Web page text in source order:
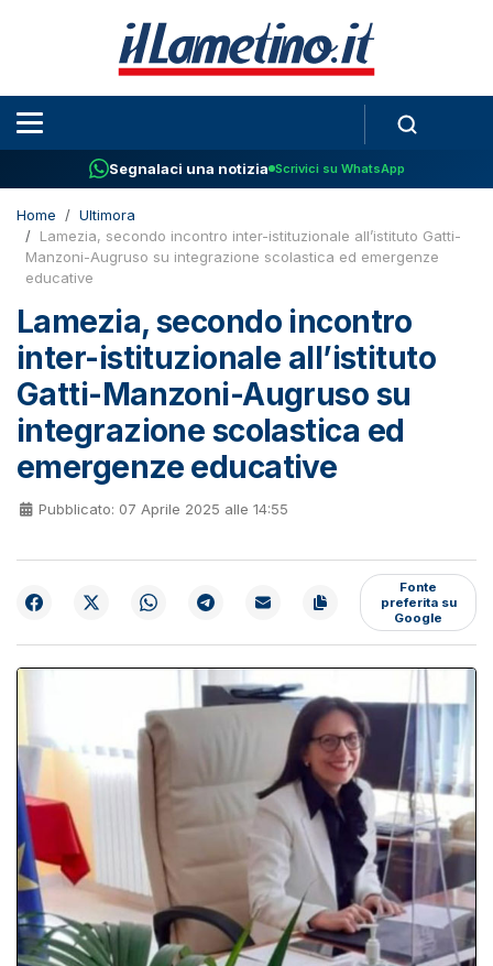
Segnalaci una notizia Scrivici su WhatsApp
Home
Ultimora
Lamezia, secondo incontro inter-istituzionale all’istituto Gatti-
Manzoni-Augruso su integrazione scolastica ed emergenze
educative
Lamezia, secondo incontro
inter-istituzionale all’istituto
Gatti-Manzoni-Augruso su
integrazione scolastica ed
emergenze educative
Pubblicato: 07 Aprile 2025 alle 14:55
Fonte
preferita su
Google